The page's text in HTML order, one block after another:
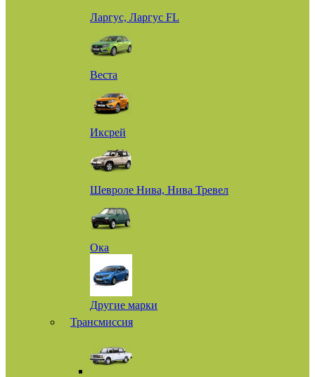
Ларгус, Ларгус FL
Веста
Иксрей
Шевроле Нива, Нива Тревел
Ока
Другие марки
Трансмиссия